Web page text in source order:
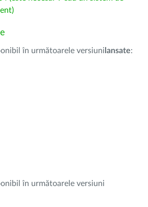
în următoarele versiuni lansate:
în următoarele versiuni